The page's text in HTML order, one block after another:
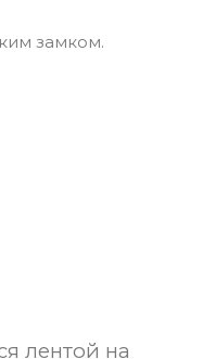
замком.
лентой на